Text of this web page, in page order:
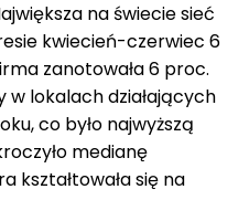
na świecie sieć
kwiecień-czerwiec 6
zanotowała 6 proc.
lokalach działających
co było najwyższą
medianę
kształtowała się na